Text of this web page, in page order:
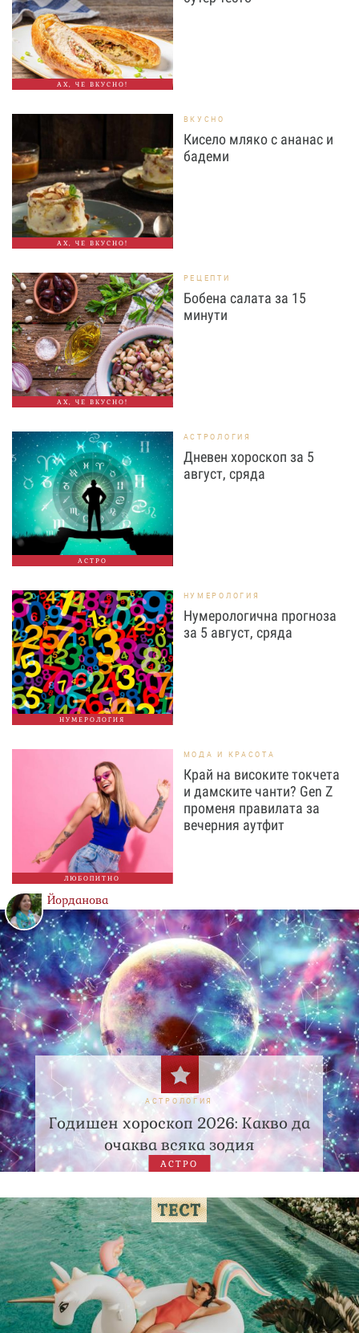
АХ, ЧЕ ВКУСНО!
АХ, ЧЕ ВКУСНО!
ВКУСНО
Кисело мляко с ананас и
бадеми
АХ, ЧЕ ВКУСНО!
РЕЦЕПТИ
Бобена салата за 15
минути
АСТРО
АСТРОЛОГИЯ
Дневен хороскоп за 5
август, сряда
НУМЕРОЛОГИЯ
НУМЕРОЛОГИЯ
Нумерологична прогноза
за 5 август, сряда
ЛЮБОПИТНО
МОДА И КРАСОТА
Край на високите токчета
и дамските чанти? Gen Z
променя правилата за
вечерния аутфит
Йорданова
АСТРОЛОГИЯ
Годишен хороскоп 2026: Какво да
очаква всяка зодия
АСТРО